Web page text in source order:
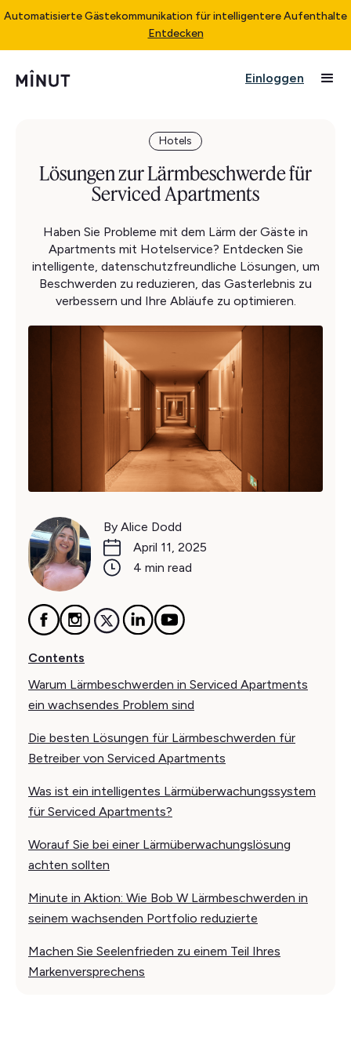
Automatisierte Gästekommunikation für intelligentere Aufenthalte
Entdecken
Einloggen
Hotels
Lösungen zur Lärmbeschwerde für
Serviced Apartments
Haben Sie Probleme mit dem Lärm der Gäste in
Apartments mit Hotelservice? Entdecken Sie
intelligente, datenschutzfreundliche Lösungen, um
Beschwerden zu reduzieren, das Gasterlebnis zu
verbessern und Ihre Abläufe zu optimieren.
By Alice Dodd
April 11, 2025
4 min read
Contents
Warum Lärmbeschwerden in Serviced Apartments
ein wachsendes Problem sind
Die besten Lösungen für Lärmbeschwerden für
Betreiber von Serviced Apartments
Was ist ein intelligentes Lärmüberwachungssystem
für Serviced Apartments?
Worauf Sie bei einer Lärmüberwachungslösung
achten sollten
Minute in Aktion: Wie Bob W Lärmbeschwerden in
seinem wachsenden Portfolio reduzierte
Machen Sie Seelenfrieden zu einem Teil Ihres
Markenversprechens